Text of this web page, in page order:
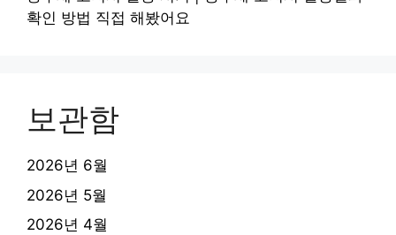
확인 방법 직접 해봤어요
보관함
2026년 6월
2026년 5월
2026년 4월